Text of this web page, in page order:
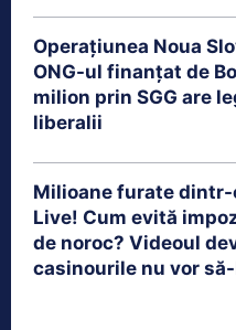
Operațiunea Noua
ONG-ul finanțat de
milion prin SGG are
liberalii
Milioane furate
Live! Cum evită
de noroc? Videoul
casinourile nu vor